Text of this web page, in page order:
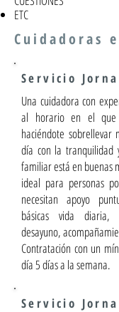
ETC
Cuidadoras
Servicio
Una cuidadora con
al horario en el que
haciéndote
día con la tranquilidad
familiar está en buenas
ideal para personas
necesitan apoyo
básicas vida diaria,
desayuno,
Contratación con un
día 5 días a la semana.
Servicio